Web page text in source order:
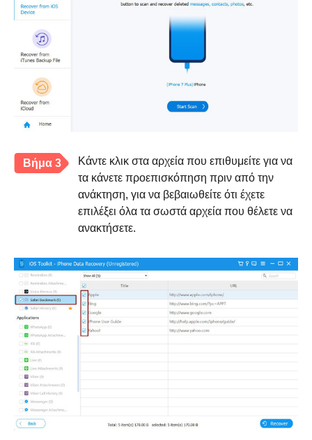
Βήμα 3
Κάντε κλικ στα αρχεία που επιθυμείτε για να
τα κάνετε προεπισκόπηση πριν από την
ανάκτηση, για να βεβαιωθείτε ότι έχετε
επιλέξει όλα τα σωστά αρχεία που θέλετε να
ανακτήσετε.